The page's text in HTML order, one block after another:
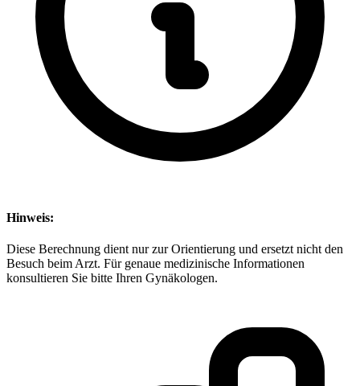
Hinweis:
Diese Berechnung dient nur zur Orientierung und ersetzt nicht den
Besuch beim Arzt. Für genaue medizinische Informationen
konsultieren Sie bitte Ihren Gynäkologen.